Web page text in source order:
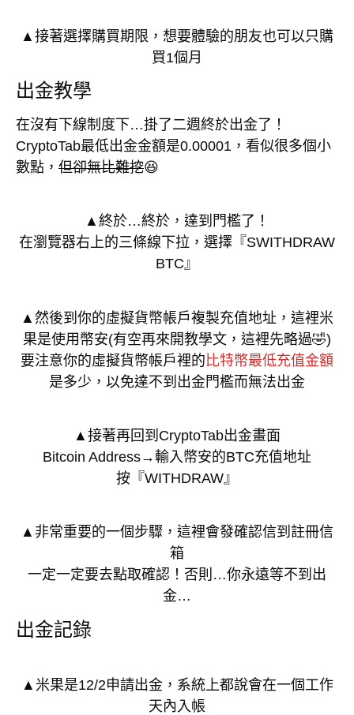
▲接著選擇購買期限，想要體驗的朋友也可以只購
買1個月
出金教學
在沒有下線制度下…掛了二週終於出金了！
CryptoTab最低出金金額是0.00001，看似很多個小
數點， 但卻無比難挖😆
▲終於…終於，達到門檻了！
在瀏覽器右上的三條線下拉，選擇『SWITHDRAW
BTC』
▲然後到你的虛擬貨幣帳戶複製充值地址，這裡米
果是使用幣安(有空再來開教學文，這裡先略過🤣)
要注意你的虛擬貨幣帳戶裡的 比特幣最低充值金額
是多少，以免達不到出金門檻而無法出金
▲接著再回到CryptoTab出金畫面
Bitcoin Address→輸入幣安的BTC充值地址
按『WITHDRAW』
▲非常重要的一個步驟，這裡會發確認信到註冊信
箱
一定一定要去點取確認！否則…你永遠等不到出
金…
出金記錄
▲米果是12/2申請出金，系統上都說會在一個工作
天內入帳